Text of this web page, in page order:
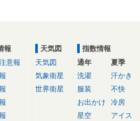
報
意報
天気図
天気図
気象衛星
世界衛星
指数情報
通年
洗濯
服装
お出かけ
星空
夏季
汗かき
不快
冷房
アイス